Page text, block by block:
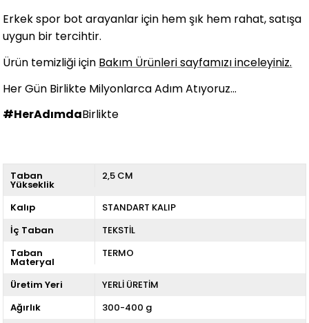
Erkek spor bot arayanlar için hem şık hem rahat, satışa
uygun bir tercihtir.
Ürün temizliği için Bakım Ürünleri sayfamızı inceleyiniz.
Her Gün Birlikte Milyonlarca Adım Atıyoruz...
#HerAdımdaBirlikte
Taban
Yükseklik
2,5 CM
Kalıp
STANDART KALIP
İç Taban
TEKSTİL
Taban
Materyal
TERMO
Üretim Yeri
YERLİ ÜRETİM
Ağırlık
300-400 g